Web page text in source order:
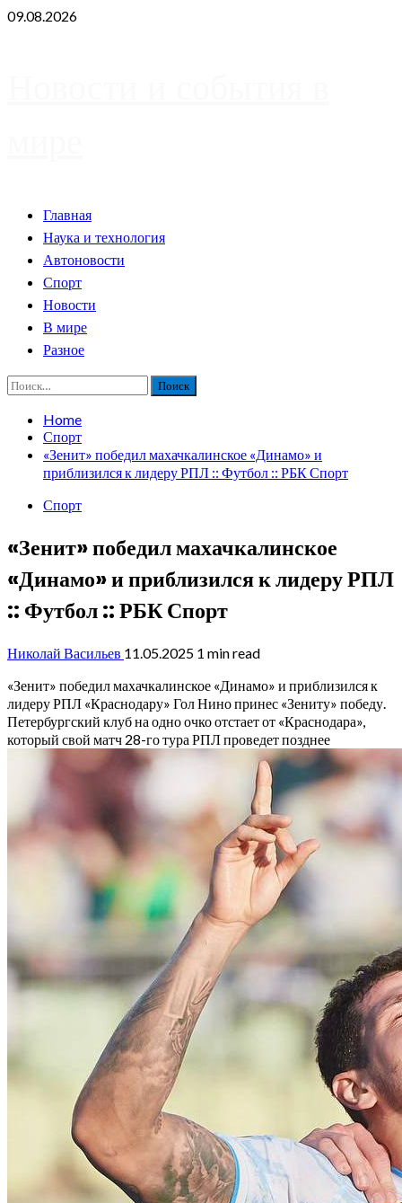
Skip
09.08.2026
PrimaryГлавная
Наука и технология
Автоновости
Спорт
Новости
В мире
Разное
Найти:
Home
Спорт
«Зенит» победил махачкалинское «Динамо» и
приблизился к лидеру РПЛ :: Футбол :: РБК Спорт
Спорт
«Зенит» победил махачкалинское
«Динамо» и приблизился к лидеру РПЛ
:: Футбол :: РБК Спорт
Николай Васильев 11.05.2025 1 min read
«Зенит» победил махачкалинское «Динамо» и приблизился к
лидеру РПЛ «Краснодару» Гол Нино принес «Зениту» победу.
Петербургский клуб на одно очко отстает от «Краснодара»,
который свой матч 28-го тура РПЛ проведет позднее